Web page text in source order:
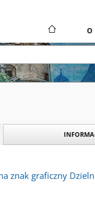
O
znak graficzny